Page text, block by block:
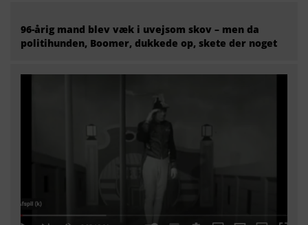
96-årig mand blev væk i uvejsom skov – men da
politihunden, Boomer, dukkede op, skete der noget